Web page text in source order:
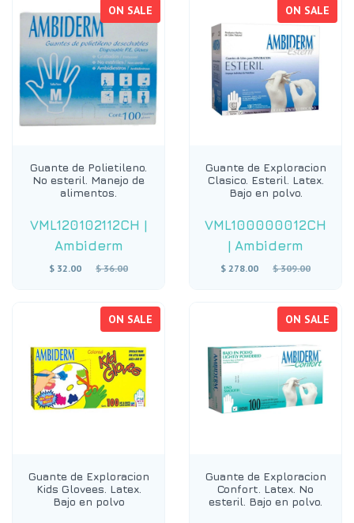
ON SALE
Guante de Polietileno.
No esteril. Manejo de
alimentos.
VML120102112CH |
Ambiderm
$ 32.00
Regular
$ 36.00
ON SALE
Guante de Exploracion
Clasico. Esteril. Latex.
Bajo en polvo.
VML100000012CH
| Ambiderm
$ 278.00
Regular
$ 309.00
ON SALE
Guante de Exploracion
Kids Glovees. Latex.
Bajo en polvo
ON SALE
Guante de Exploracion
Confort. Latex. No
esteril. Bajo en polvo.